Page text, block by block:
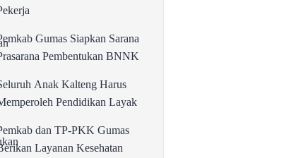
Gumas Siapkan Sarana
Pembentukan BNNK
Anak Kalteng Harus
Pendidikan Layak
dan TP-PKK Gumas
Layanan Kesehatan